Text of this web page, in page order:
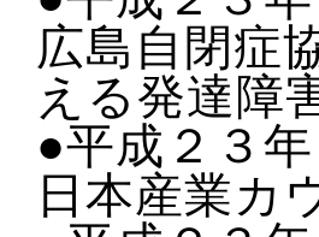
広島自閉症
える発達障
●平成２３
日本産業カ